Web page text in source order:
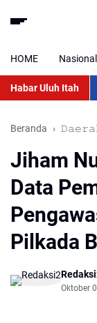
HOME Nasional
Habar Uluh Itah
Beranda
Jiham
Data
Pilkada
Oktober